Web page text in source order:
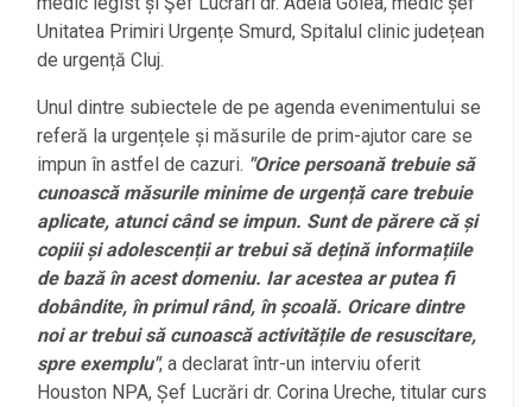
Unitatea Primiri Urgențe Smurd, Spitalul clinic județean
de urgență Cluj.
Unul dintre subiectele de pe agenda evenimentului se
referă la urgențele și măsurile de prim-ajutor care se
impun în astfel de cazuri. "Orice persoană trebuie să
cunoască măsurile minime de urgență care trebuie
aplicate, atunci când se impun. Sunt de părere că și
copiiiși adolescenții ar trebui să dețină informațiile
de bază în acest domeniu. Iar acestea ar putea fi
dobândite, în primul rând, în școală. Oricare dintre
noi ar trebui să cunoască activitățile de resuscitare,
spre exemplu", a declarat într-un interviu oferit
Houston NPA, Șef Lucrări dr. Corina Ureche, titular curs